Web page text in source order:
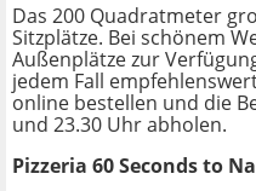
Das 200 Quadratmeter
Sitzplätze. Bei schönem
Außenplätze zur
jedem Fall
online bestellen und die
und 23.30 Uhr abholen.
Pizzeria 60 Seconds to